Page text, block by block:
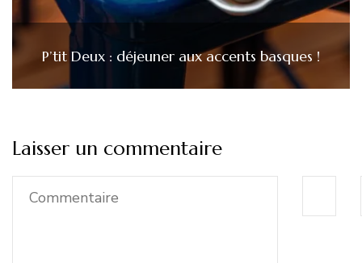
P’tit Deux : déjeuner aux accents basques !
Laisser un commentaire